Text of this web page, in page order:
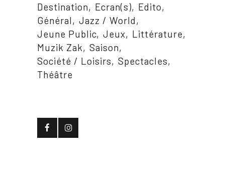
Destination
Ecran(s)
Edito
Général
Jazz / World
Jeune Public Jeux
Littérature
Muzik Zak
Saison
Société / Loisirs
Spectacles
Théâtre